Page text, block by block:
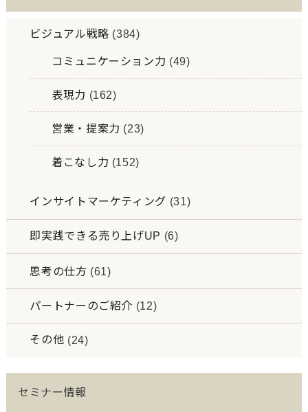
ビジュアル戦略 (384)
コミュニケーション力 (49)
表現力 (162)
営業・提案力 (23)
着こなし力 (152)
インサイトマーケティング (31)
即実践できる売り上げUP (6)
思考の仕方 (61)
パートナーのご紹介 (12)
その他 (24)
セミナー情報